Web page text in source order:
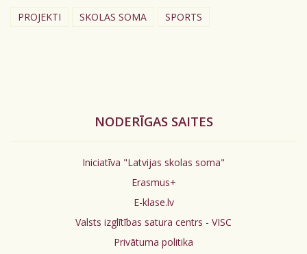
PROJEKTI SKOLAS SOMA SPORTS
NODERĪGAS SAITES
Iniciatīva "Latvijas skolas soma"
Erasmus+
E-klase.lv
Valsts izglītības satura centrs - VISC
Privātuma politika